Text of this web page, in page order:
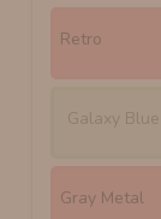
Retro
Galaxy Blue
Gray Metal